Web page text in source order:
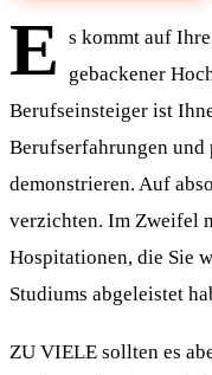
E s kommt auf
gebackener
Berufseinsteiger ist
Berufserfahrungen und
demonstrieren. Auf
verzichten. Im Zweifel
Hospitationen, die Sie
Studiums abgeleistet
ZU VIELE sollten es